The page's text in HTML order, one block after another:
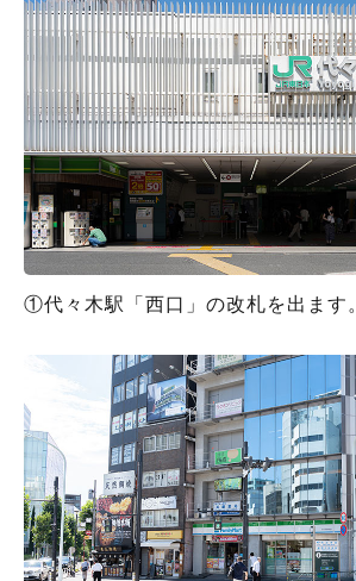
①代々木駅「西口」の改札を出ます。